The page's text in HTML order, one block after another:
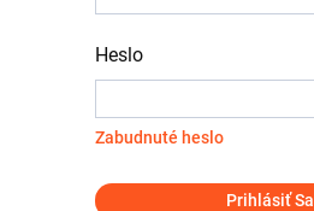
Heslo
Zabudnuté heslo
Prihlásiť Sa